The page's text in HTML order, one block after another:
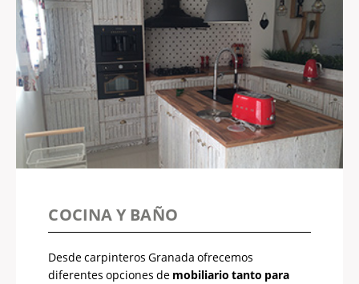
COCINA Y BAÑO
Desde carpinteros Granada ofrecemos
diferentes opciones de mobiliario tanto para